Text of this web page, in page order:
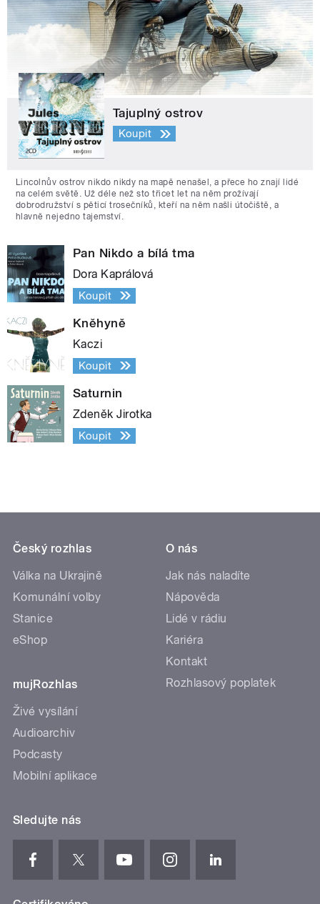
Tajuplný ostrov
Koupit
Lincolnův ostrov nikdo nikdy na mapě nenašel, a přece ho znají lidé
na celém světě. Už déle než sto třicet let na něm prožívají
dobrodružství s pěticí trosečníků, kteří na něm našli útočiště, a
hlavně nejedno tajemství.
Pan Nikdo a bílá tma
Dora Kaprálová
Koupit
Kněhyně
Kaczi
Koupit
Saturnin
Zdeněk Jirotka
Koupit
Český rozhlas
Válka na Ukrajině
Komunální volby
Stanice
eShop
mujRozhlas
Živé vysílání
Audioarchiv
Podcasty
Mobilní aplikace
O nás
Jak nás naladíte
Nápověda
Lidé v rádiu
Kariéra
Kontakt
Rozhlasový poplatek
Sledujte nás